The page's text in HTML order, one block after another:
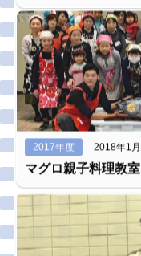
2017年度 2018年1月
マグロ親子料理教室